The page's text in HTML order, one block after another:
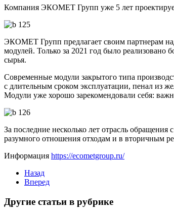
Компания ЭКОМЕТ Групп уже 5 лет
ЭКОМЕТ Групп предлагает своим партнерам
модулей. Только за 2021 год было реализовано
сырья.
Современные модули закрытого типа
с длительным сроком эксплуатации, пенал из
Модули уже хорошо зарекомендовали себя:
За последние несколько лет отрасль
разумного отношения отходам и в вторичным
Информация https://ecometgroup.ru/
Назад
Вперед
Другие статьи в рубрике